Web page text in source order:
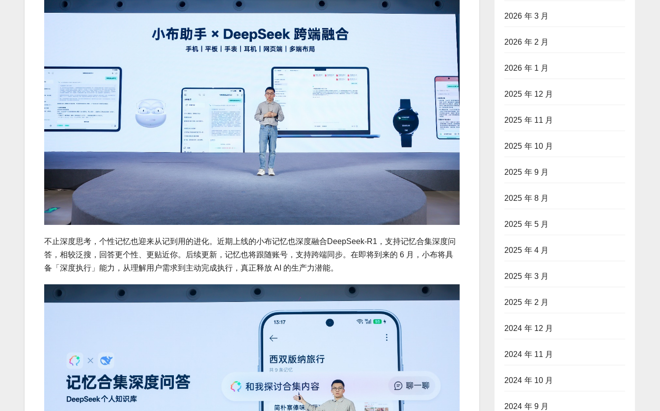
不止深度思考，个性记忆也迎来从记到用的进化。近期上线的小布记忆也深度融合DeepSeek-R1，支持记忆合集深度问
答，相较泛搜，回答更个性、更贴近你。后续更新，记忆也将跟随账号，支持跨端同步。在即将到来的 6 月，小布将具
备「深度执行」能力，从理解用户需求到主动完成执行，真正释放 AI 的生产力潜能。
2026 年 3 月
2026 年 2 月
2026 年 1 月
2025 年 12 月
2025 年 11 月
2025 年 10 月
2025 年 9 月
2025 年 8 月
2025 年 5 月
2025 年 4 月
2025 年 3 月
2025 年 2 月
2024 年 12 月
2024 年 11 月
2024 年 10 月
2024 年 9 月